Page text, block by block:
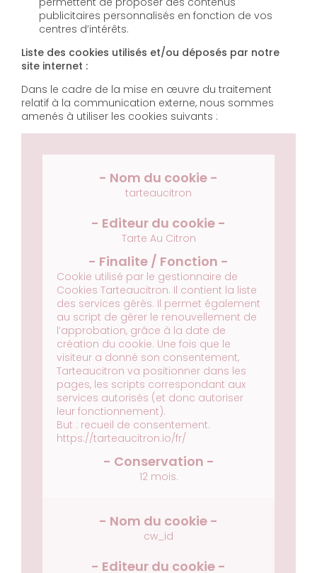
publicitaires personnalisés en fonction de vos
centres d’intérêts.
Liste des cookies utilisés et/ou déposés par notre
site internet :
Dans le cadre de la mise en œuvre du traitement
relatif à la communication externe, nous sommes
amenés à utiliser les cookies suivants :
tarteaucitron
Tarte Au Citron
Cookie utilisé par le gestionnaire de
Cookies Tarteaucitron. Il contient la liste
des services gérés. Il permet également
au script de gérer le renouvellement de
l’approbation, grâce à la date de
création du cookie. Une fois que le
visiteur a donné son consentement,
Tarteaucitron va positionner dans les
pages, les scripts correspondant aux
services autorisés (et donc autoriser
leur fonctionnement).
But : recueil de consentement.
https://tarteaucitron.io/fr/
12 mois.
cw_id